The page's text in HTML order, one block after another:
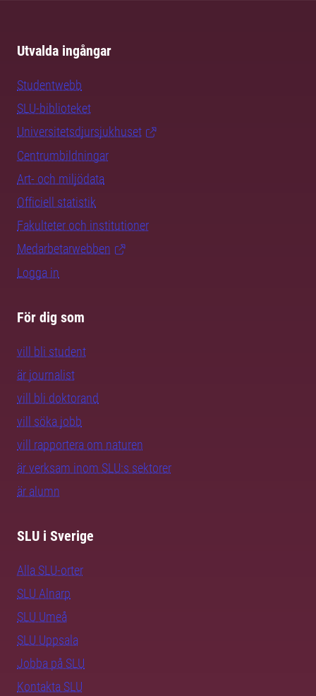
Utvalda ingångar
Studentwebb
SLU-biblioteket
Universitetsdjursjukhuset
Centrumbildningar
Art- och miljödata
Officiell statistik
Fakulteter och institutioner
Medarbetarwebben
Logga in
För dig som
vill bli student
är journalist
vill bli doktorand
vill söka jobb
vill rapportera om naturen
är verksam inom SLU:s sektorer
är alumn
SLU i Sverige
Alla SLU-orter
SLU Alnarp
SLU Umeå
SLU Uppsala
Jobba på SLU
Kontakta SLU